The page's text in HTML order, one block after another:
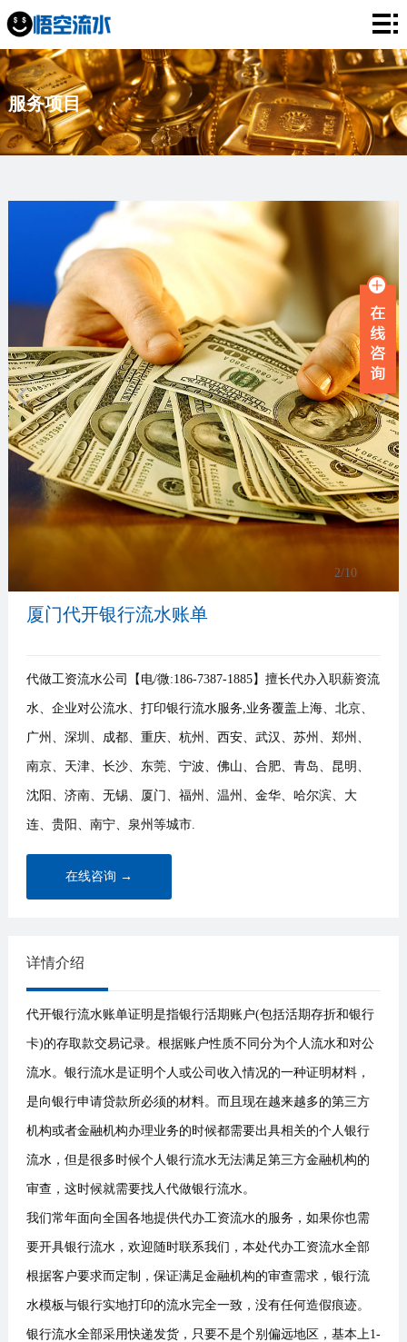
网
站
首
页
银
行
流
工
资
薪
水
目
资
讯
牌
故
事
联
系
我
服务项目
2/10
厦门代开银行流水账单
代做工资流水公司【电/微:186-7387-1885】擅长代办入职薪资流
水、企业对公流水、打印银行流水服务,业务覆盖上海、北京、
广州、深圳、成都、重庆、杭州、西安、武汉、苏州、郑州、
南京、天津、长沙、东莞、宁波、佛山、合肥、青岛、昆明、
沈阳、济南、无锡、厦门、福州、温州、金华、哈尔滨、大
连、贵阳、南宁、泉州等城市.
在线咨询 →
详情介绍
代开银行流水账单证明是指银行活期账户(包括活期存折和银行
卡)的存取款交易记录。根据账户性质不同分为个人流水和对公
流水。银行流水是证明个人或公司收入情况的一种证明材料，
是向银行申请贷款所必须的材料。而且现在越来越多的第三方
机构或者金融机构办理业务的时候都需要出具相关的个人银行
流水，但是很多时候个人银行流水无法满足第三方金融机构的
审查，这时候就需要找人代做银行流水。
我们常年面向全国各地提供代办工资流水的服务，如果你也需
要开具银行流水，欢迎随时联系我们，本处代办工资流水全部
根据客户要求而定制，保证满足金融机构的审查需求，银行流
水模板与银行实地打印的流水完全一致，没有任何造假痕迹。
银行流水全部采用快递发货，只要不是个别偏远地区，基本上1-